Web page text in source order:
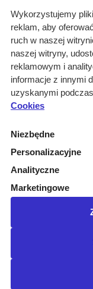
O nas
Rozwiązania
Monitoring
przetargów
Raporty
przetargowe
Kontakt
Kontakt
Infolinia 800 800 707
Wykorzystujemy
reklam, aby
ruch w naszej
naszej witryny,
reklamowym i
informacje z innymi
uzyskanymi
Cookies
Niezbędne
Personalizacyjne
Analityczne
Marketingowe